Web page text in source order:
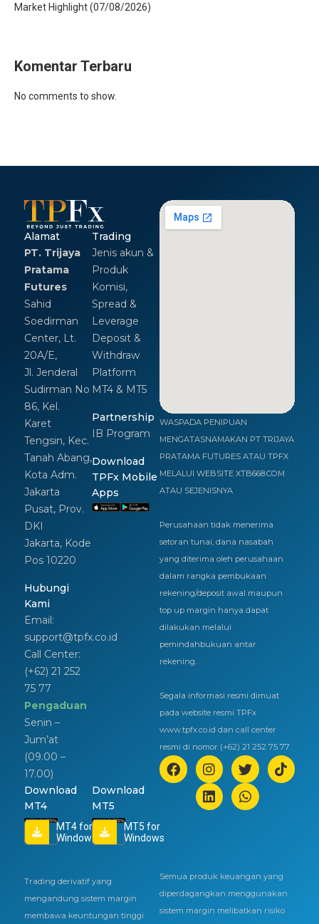
Market Highlight (07/08/2026)
Komentar Terbaru
No comments to show.
Alamat
PT. Trijaya
Pratama
Futures
Sahid
Soedirman
Center, Lt.
20A/E,
Jl. Jenderal
Sudirman No
86, Kel.
Karet
Tengsin, Kec.
Tanah Abang,
Kota Adm.
Jakarta
Pusat, Prov.
DKI
Jakarta, Kode
Pos 10220
Hubungi
Kami
Email:
support@tpfx.co.id
Call Center:
(+62) 21 252
75 77
Pengaduan
Senin –
Jum’at
(09.00 –
17.00)
Trading
Jenis akun &
Produk
Komisi,
Spread &
Leverage
Deposit &
Withdraw
Platform
MT4 & MT5
Partnership
IB Program
Download
TPFx Mobile
Apps
Download
MT4
MT4 for
Windows
Download
MT5
MT5 for
Windows
WASPADA PENIPUAN
MENGATASNAMAKAN PT TRIJAYA
PRATAMA FUTURES ATAU TPFX
MELALUI WEBSITE XTB668.COM
ATAU SEJENISNYA
Perusahaan tidak menerima
setoran tunai, dana nasabah
yang diterima oleh perusahaan
dalam rangka pembukaan
rekening/deposit awal maupun
top up margin hanya dapat
dilakukan melalui
pemindahbukuan antar
rekening.
Segala informasi resmi dimuat
pada website resmi TPFx
www.tpfx.co.id dan call center
resmi di nomor (+62) 21 252 75 77
Trading derivatif yang
mengandung sistem margin
membawa keuntungan tinggi
Semua produk keuangan yang
diperdagangkan menggunakan
sistem margin melibatkan risiko